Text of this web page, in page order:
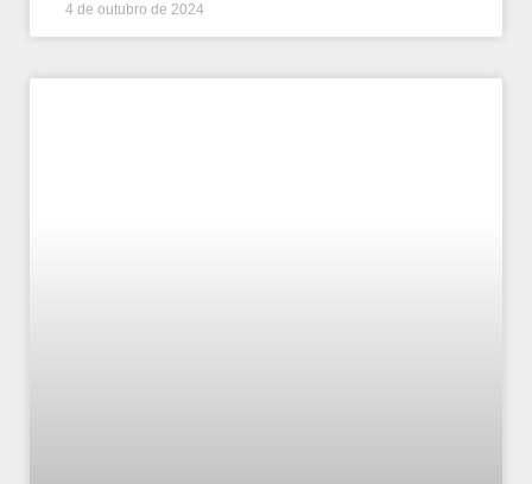
4 de outubro de 2024